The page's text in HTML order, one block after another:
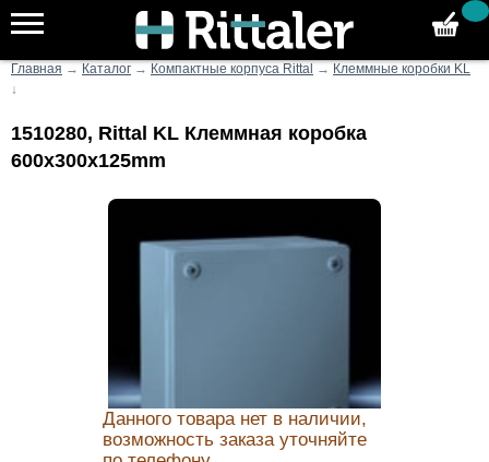
Главная → Каталог → Компактные корпуса Rittal → Клеммные коробки KL
↓
1510280, Rittal KL Клеммная коробка
600x300x125mm
Данного товара нет в наличии,
возможность заказа уточняйте